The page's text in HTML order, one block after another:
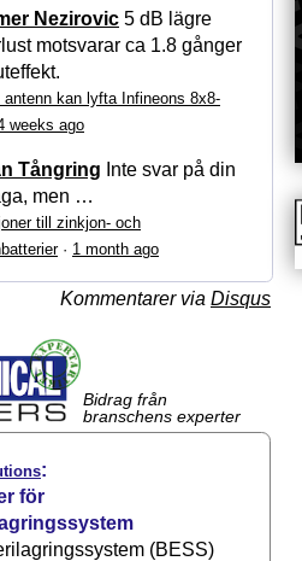
Nezirovic 5 dB lägre
motsvarar ca 1.8 gånger
kan lyfta Infineons 8x8-
weeks ago
Tångring Inte svar på din
men …
till zinkjon- och
· 1 month ago
Kommentarer via Disqus
Bidrag från
branschens experter
:
för
(BESS)